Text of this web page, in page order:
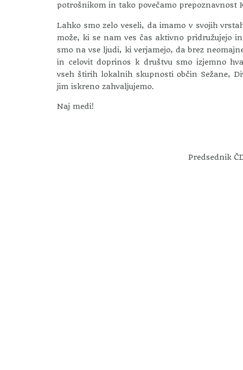
potrošnikom in tako povečamo prepoznavnost
Lahko smo zelo veseli, da imamo v svojih
može, ki se nam ves čas aktivno pridružujejo
smo na vse ljudi, ki verjamejo, da brez
in celovit doprinos k društvu smo izjemno
vseh štirih lokalnih skupnosti občin Sežane,
jim iskreno zahvaljujemo.
Naj medi!
Predsednik